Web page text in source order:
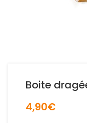
Boite
4,90€